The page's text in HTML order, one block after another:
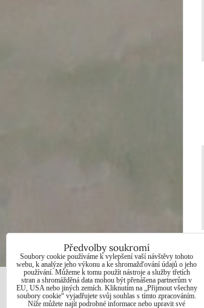
JAN BOHUNĚK
Předvolby soukromí
Soubory cookie používáme k vylepšení vaší návštěvy tohoto
webu, k analýze jeho výkonu a ke shromažďování údajů o jeho
používání. Můžeme k tomu použít nástroje a služby třetích
stran a shromážděná data mohou být přenášena partnerům v
EU, USA nebo jiných zemích. Kliknutím na „Přijmout všechny
soubory cookie“ vyjadřujete svůj souhlas s tímto zpracováním.
Níže můžete najít podrobné informace nebo upravit své